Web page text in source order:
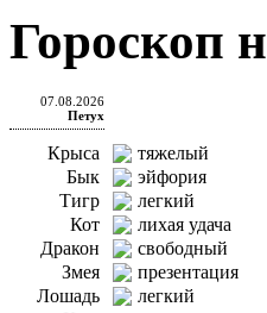
Гороскоп
07.08.2026
Петух
Крыса
тяжелый
Бык
эйфория
Тигр
легкий
Кот
лихая удача
Дракон
свободный
Змея
презентация
Лошадь
легкий